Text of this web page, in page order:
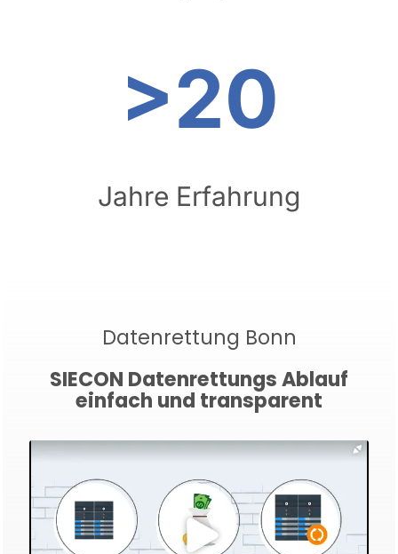
>20
Jahre Erfahrung
Datenrettung Bonn
SIECON Datenrettungs Ablauf
einfach und transparent